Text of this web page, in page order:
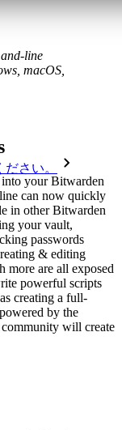
さい。
line
macOS,
your Bitwarden
can now quickly
in other Bitwarden
your vault,
passwords
& editing
more are all exposed
powerful scripts
creating a full-
by the
will create